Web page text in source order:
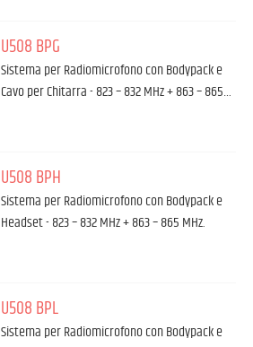
U508 BPG
Sistema per Radiomicrofono con Bodypack e
Cavo per Chitarra - 823 – 832 MHz + 863 – 865…
U508 BPH
Sistema per Radiomicrofono con Bodypack e
Headset - 823 – 832 MHz + 863 – 865 MHz.
U508 BPL
Sistema per Radiomicrofono con Bodypack e